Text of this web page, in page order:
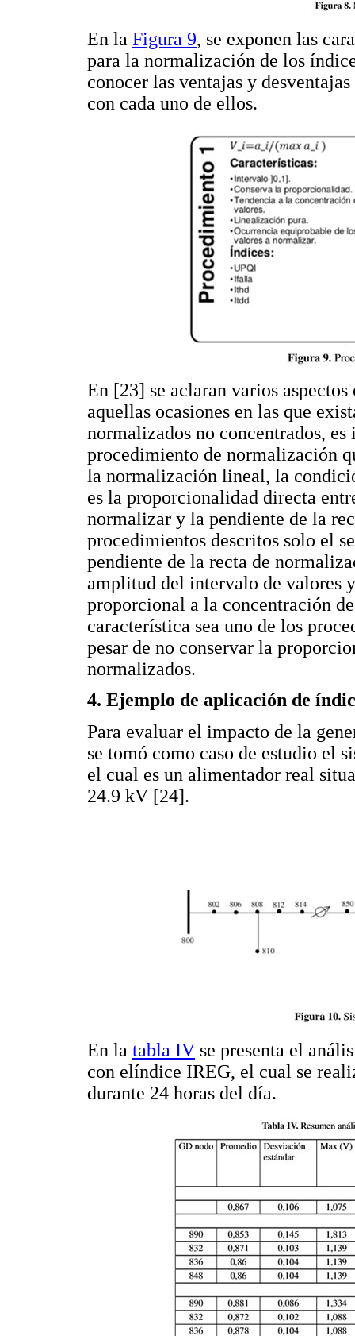
En la Figura 9, se exponen las
para la normalización de los
conocer las ventajas y
con cada uno de ellos.
En [23] se aclaran varios
aquellas ocasiones en las que
normalizados no concentrados,
procedimiento de normalización
la normalización lineal, la
es la proporcionalidad directa
normalizar y la pendiente de la
procedimientos descritos solo el
pendiente de la recta de
amplitud del intervalo de valores
proporcional a la concentración
característica sea uno de los
pesar de no conservar la
normalizados.
4. Ejemplo de aplicación de
Para evaluar el impacto de la
se tomó como caso de estudio el
el cual es un alimentador real
24.9 kV [24].
En la tabla IV se presenta el
con elíndice IREG, el cual se
durante 24 horas del día.